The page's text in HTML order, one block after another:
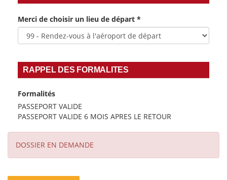
Merci de choisir un lieu de départ *
RAPPEL DES FORMALITES
Formalités
PASSEPORT VALIDE
PASSEPORT VALIDE 6 MOIS APRES LE RETOUR
DOSSIER EN DEMANDE